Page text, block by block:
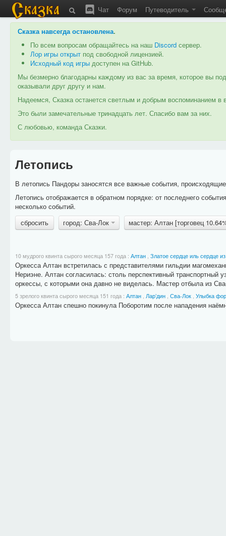
Чат Форум Путеводитель
Сказка навсегда остановлена.
По всем вопросам обращайтесь на наш Discord сервер.
Лор игры открыт под свободной лицензией.
Исходный код игры доступен на GitHub.
Мы безмерно благодарны каждому из вас за время, которое вы
оказывали друг другу и нам.
Надеемся, Сказка останется светлым и добрым воспоминанием
Это были замечательные тринадцать лет. Спасибо вам за них.
С любовью, команда Сказки.
Летопись
В летопись Пандоры заносятся все важные события,
Летопись отображается в обратном порядке: от последнего
несколько событий.
сбросить
город: Сва-Лок мастер: Алтан [торговец
10 мудрого квинта сырого месяца 157 года : Алтан, Златое сердце иль сердце
Оркесса Алтан встретилась с представителями гильдии
Нериэне. Алтан согласилась: столь перспективный
оркессы, с которыми она давно не виделась. Мастер отбыла из
5 зрелого квинта сырого месяца 151 года : Алтан, Лар’дин, Сва-Лок, Улыбка
Оркесса Алтан спешно покинула Поборотим после нападения